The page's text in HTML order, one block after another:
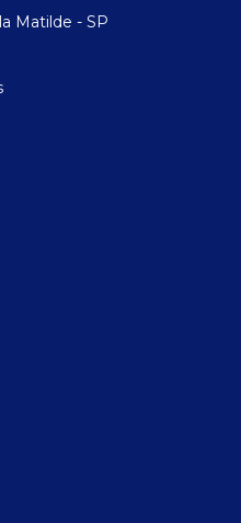
Matilde - SP